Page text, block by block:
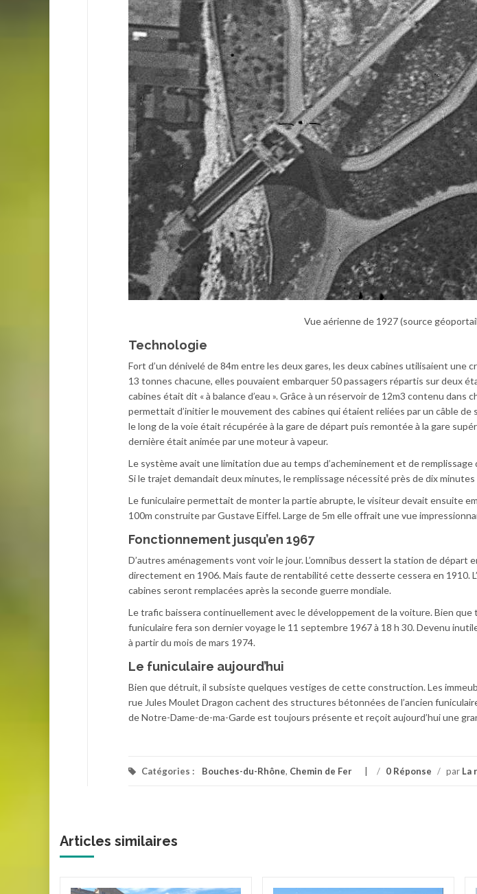
Vue aérienne de 1927 (source
Technologie
Fort d’un dénivelé de 84m entre les deux gares, les deux cabines utilisaient une
13 tonnes chacune, elles pouvaient embarquer 50 passagers répartis sur deux
cabines était dit « à balance d’eau ». Grâce à un réservoir de 12m3 contenu dans
permettait d’initier le mouvement des cabines qui étaient reliées par un câble de
le long de la voie était récupérée à la gare de départ puis remontée à la gare
dernière était animée par une moteur à vapeur.
Le système avait une limitation due au temps d’acheminement et de remplissage
Si le trajet demandait deux minutes, le remplissage nécessité près de dix
Le funiculaire permettait de monter la partie abrupte, le visiteur devait ensuite
100m construite par Gustave Eiffel. Large de 5m elle offrait une vue
Fonctionnement jusqu’en 1967
D’autres aménagements vont voir le jour. L’omnibus dessert la station de départ
directement en 1906. Mais faute de rentabilité cette desserte cessera en 1910.
cabines seront remplacées après la seconde guerre mondiale.
Le trafic baissera continuellement avec le développement de la voiture. Bien que
funiculaire fera son dernier voyage le 11 septembre 1967 à 18 h 30. Devenu
à partir du mois de mars 1974.
Le funiculaire aujourd’hui
Bien que détruit, il subsiste quelques vestiges de cette construction. Les
rue Jules Moulet Dragon cachent des structures bétonnées de l’ancien
de Notre-Dame-de-ma-Garde est toujours présente et reçoit aujourd’hui une
Catégories : Bouches-du-Rhône, Chemin de Fer / 0 Réponse / par La
Articles similaires